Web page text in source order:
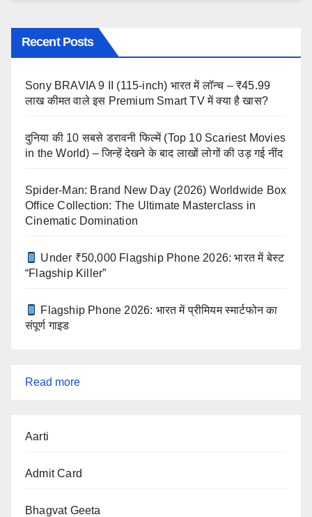
Recent Posts
Sony BRAVIA 9 II (115-inch) भारत में लॉन्च – ₹45.99
लाख कीमत वाले इस Premium Smart TV में क्या है खास?
दुनिया की 10 सबसे डरावनी फिल्में (Top 10 Scariest Movies
in the World) – जिन्हें देखने के बाद लाखों लोगों की उड़ गई नींद
Spider-Man: Brand New Day (2026) Worldwide Box
Office Collection: The Ultimate Masterclass in
Cinematic Domination
Under ₹50,000 Flagship Phone 2026: भारत में बेस्ट
“Flagship Killer”
Flagship Phone 2026: भारत में प्रीमियम स्मार्टफोन का
संपूर्ण गाइड
Read more:
अशांति
Aarti
Admit Card
Bhagvat Geeta